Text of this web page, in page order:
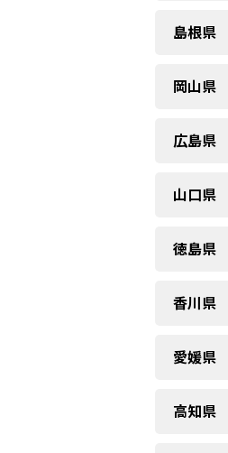
島根県
岡山県
広島県
山口県
徳島県
香川県
愛媛県
高知県